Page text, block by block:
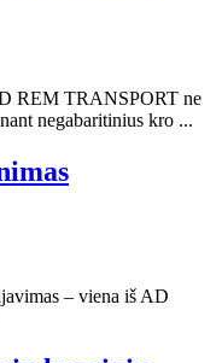
REM TRANSPORT ne
negabaritinius kro ...
– viena iš AD